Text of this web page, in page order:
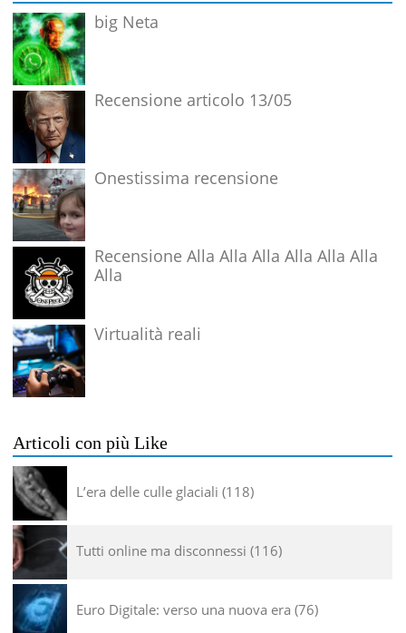
big Neta
Recensione articolo 13/05
Onestissima recensione
Recensione Alla Alla Alla Alla Alla Alla
Alla
Virtualità reali
Articoli con più Like
L’era delle culle glaciali 118
Tutti online ma disconnessi 116
Euro Digitale: verso una nuova era 76